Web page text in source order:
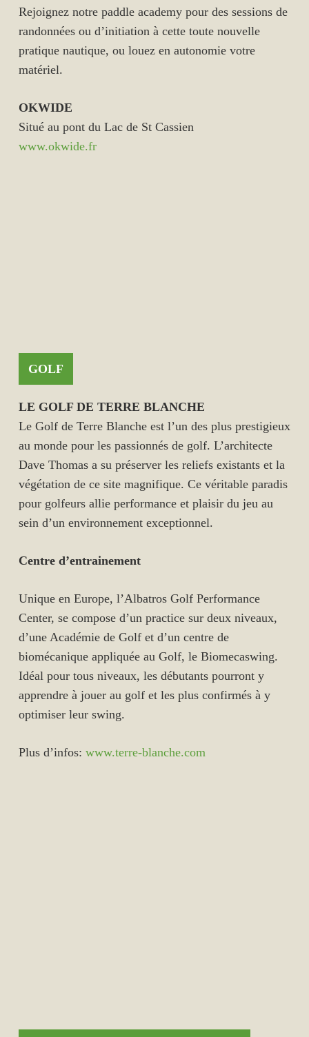
Rejoignez notre paddle academy pour des sessions de
randonnées ou d’initiation à cette toute nouvelle
pratique nautique, ou louez en autonomie votre
matériel.
OKWIDE
Situé au pont du Lac de St Cassien
www.okwide.fr
GOLF
LE GOLF DE TERRE BLANCHE
Le Golf de Terre Blanche est l’un des plus prestigieux
au monde pour les passionnés de golf. L’architecte
Dave Thomas a su préserver les reliefs existants et la
végétation de ce site magnifique. Ce véritable paradis
pour golfeurs allie performance et plaisir du jeu au
sein d’un environnement exceptionnel.
Centre d’entrainement
Unique en Europe, l’Albatros Golf Performance
Center, se compose d’un practice sur deux niveaux,
d’une Académie de Golf et d’un centre de
biomécanique appliquée au Golf, le Biomecaswing.
Idéal pour tous niveaux, les débutants pourront y
apprendre à jouer au golf et les plus confirmés à y
optimiser leur swing.
Plus d’infos: www.terre-blanche.com